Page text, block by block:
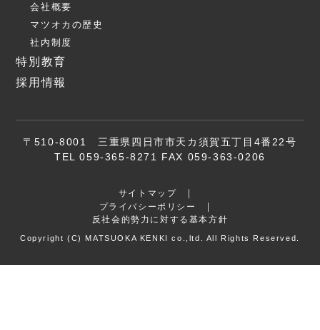
会社概要
マツオカの歴史
社内制度
特別教育
採用情報
〒510-8001 三重県四日市市天カ須賀五丁目4番22号
TEL 059-365-8271 FAX 059-363-0206
サイトマップ
プライバシーポリシー
反社会的勢力に対する基本方針
Copyright (C) MATSUOKA KENKI co.,ltd. All Rights Reserved.